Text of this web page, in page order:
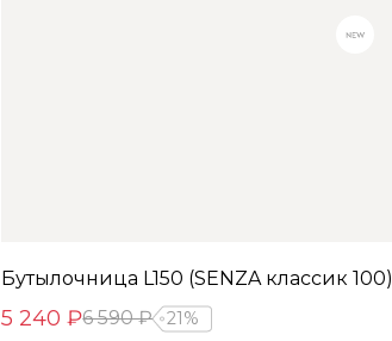
Бутылочница L150 (SENZA классик 100)
5 240 ₽6 590 ₽ 21%